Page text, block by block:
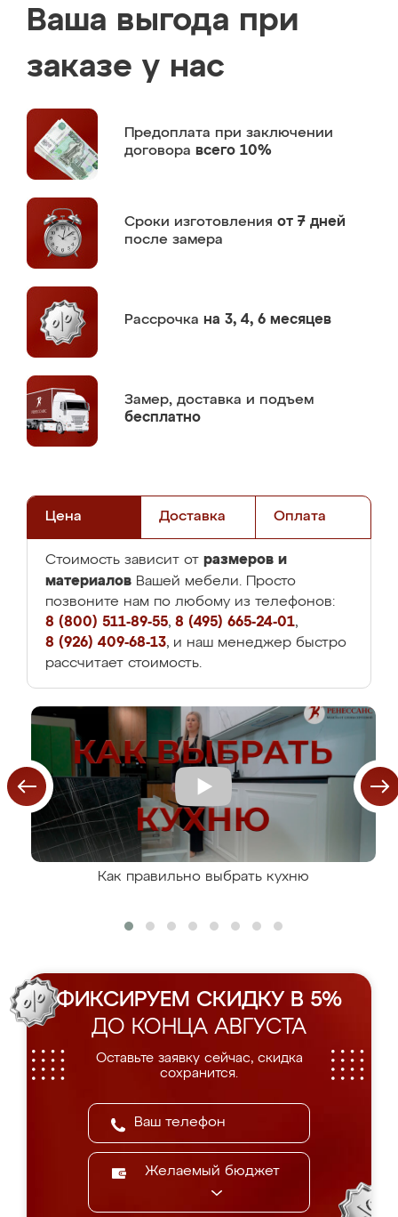
Ваша выгода при
заказе у нас
Предоплата при заключении
договора всего 10%
Сроки изготовления от 7 дней
после замера
Рассрочка на 3, 4, 6 месяцев
Замер, доставка и подъем
бесплатно
Цена Доставка Оплата
Стоимость зависит от размеров и
материалов Вашей мебели. Просто
позвоните нам по любому из телефонов:
8 (800) 511-89-55, 8 (495) 665-24-01,
8 (926) 409-68-13, и наш менеджер быстро
рассчитает стоимость.
Как правильно выбрать кухню
ФИКСИРУЕМ СКИДКУ В 5%
ДО КОНЦА АВГУСТА
Оставьте заявку сейчас, скидка
сохранится.
Желаемый бюджет